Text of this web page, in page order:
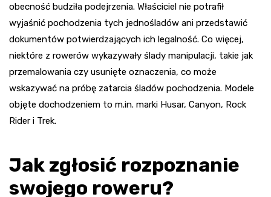
obecność budziła podejrzenia. Właściciel nie potrafił
wyjaśnić pochodzenia tych jednośladów ani przedstawić
dokumentów potwierdzających ich legalność. Co więcej,
niektóre z rowerów wykazywały ślady manipulacji, takie jak
przemalowania czy usunięte oznaczenia, co może
wskazywać na próbę zatarcia śladów pochodzenia. Modele
objęte dochodzeniem to m.in. marki Husar, Canyon, Rock
Rider i Trek.
Jak zgłosić rozpoznanie
swojego roweru?